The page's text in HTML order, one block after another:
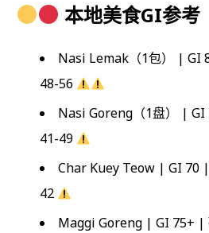
本地美食GI参考
Nasi Lemak（1包） | GI
48-56
Nasi Goreng（1盘） |
41-49
Char Kuey Teow | GI 70
42
Maggi Goreng | GI 75+ |